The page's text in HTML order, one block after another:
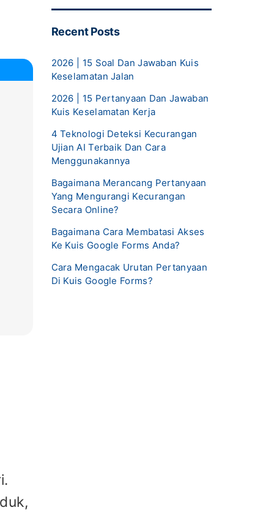
Recent Posts
2026 | 15 Soal Dan Jawaban Kuis
Keselamatan Jalan
2026 | 15 Pertanyaan Dan Jawaban
Kuis Keselamatan Kerja
4 Teknologi Deteksi Kecurangan
Ujian AI Terbaik Dan Cara
Menggunakannya
Bagaimana Merancang Pertanyaan
Yang Mengurangi Kecurangan
Secara Online?
Bagaimana Cara Membatasi Akses
Ke Kuis Google Forms Anda?
Cara Mengacak Urutan Pertanyaan
Di Kuis Google Forms?